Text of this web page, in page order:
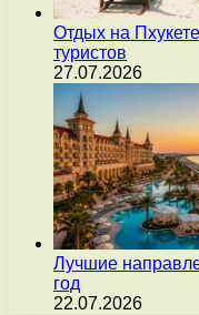
Отдых на
туристов
27.07.2026
Лучшие
год
22.07.2026